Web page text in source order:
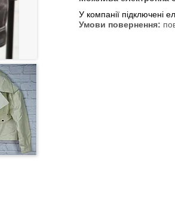
У компанії підключені